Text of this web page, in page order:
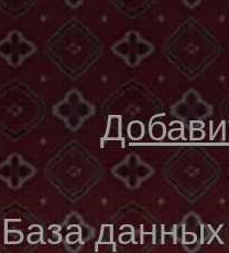
База